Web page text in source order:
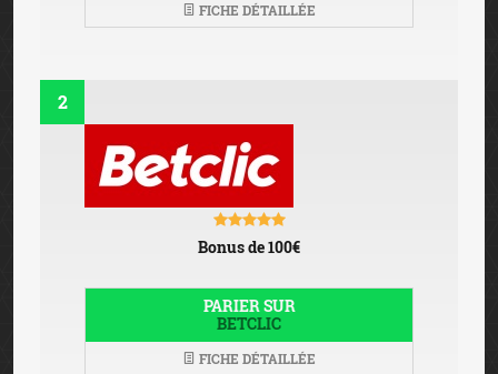
FICHE DÉTAILLÉE
2
Bonus de 100€
PARIER SUR
BETCLIC
FICHE DÉTAILLÉE